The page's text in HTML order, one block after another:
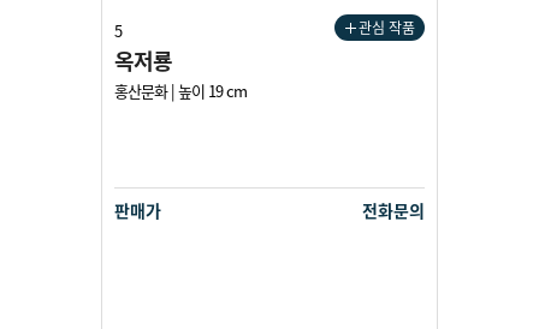
관심 작품
5
옥저룡
홍산문화 | 높이 19 cm
판매가 전화문의